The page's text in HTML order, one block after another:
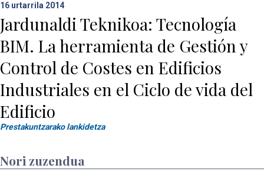
16 urtarrila 2014
Jardunaldi Teknikoa: Tecnología
BIM. La herramienta de Gestión y
Control de Costes en Edificios
Industriales en el Ciclo de vida del
Edificio
Prestakuntzarako lankidetza
Nori zuzendua